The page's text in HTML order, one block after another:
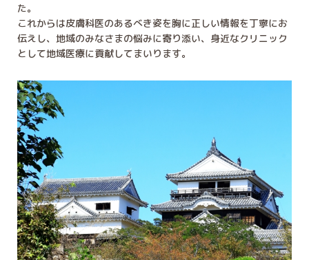
た。
これからは皮膚科医のあるべき姿を胸に正しい情報を丁寧にお
伝えし、地域のみなさまの悩みに寄り添い、身近なクリニック
として地域医療に貢献してまいります。